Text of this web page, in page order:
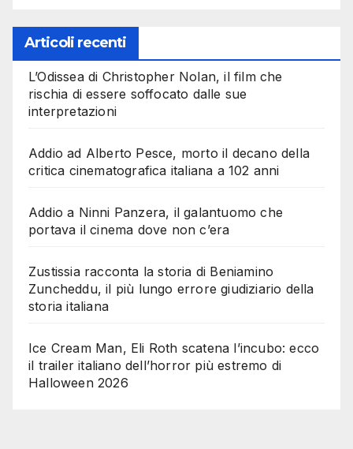
Articoli recenti
L’Odissea di Christopher Nolan, il film che
rischia di essere soffocato dalle sue
interpretazioni
Addio ad Alberto Pesce, morto il decano della
critica cinematografica italiana a 102 anni
Addio a Ninni Panzera, il galantuomo che
portava il cinema dove non c’era
Zustissia racconta la storia di Beniamino
Zuncheddu, il più lungo errore giudiziario della
storia italiana
Ice Cream Man, Eli Roth scatena l’incubo: ecco
il trailer italiano dell’horror più estremo di
Halloween 2026